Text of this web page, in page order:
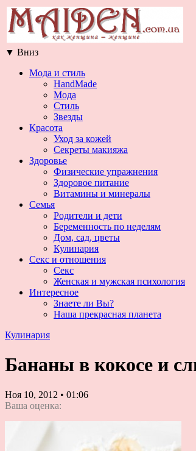
▼ Вниз
Мода и стиль
HandMade
Мода
Стиль
Звезды
Красота
Уход за кожей
Секреты макияжа
Здоровье
Физические упражнения
Здоровое питание
Витамины и минералы
Семья
Родители и дети
Беременность по неделям
Дом, сад, цветы
Кулинария
Секс и отношения
Секс
Женская и мужская психология
Интересное
Знаете ли Вы?
Наша прекрасная планета
Кулинария
Бананы в кокосе и
Ноя 10, 2012 • 01:06
Ваша оценка: